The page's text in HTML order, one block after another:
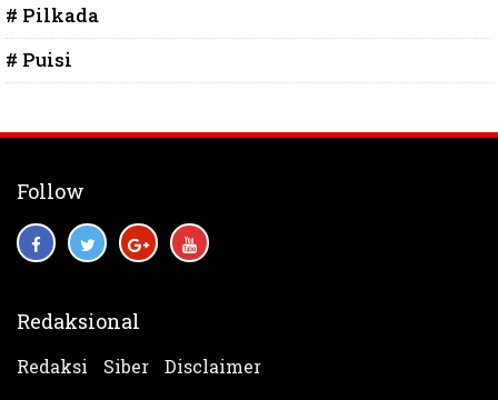
# Pilkada
# Puisi
Follow
Redaksional
Redaksi Siber Disclaimer